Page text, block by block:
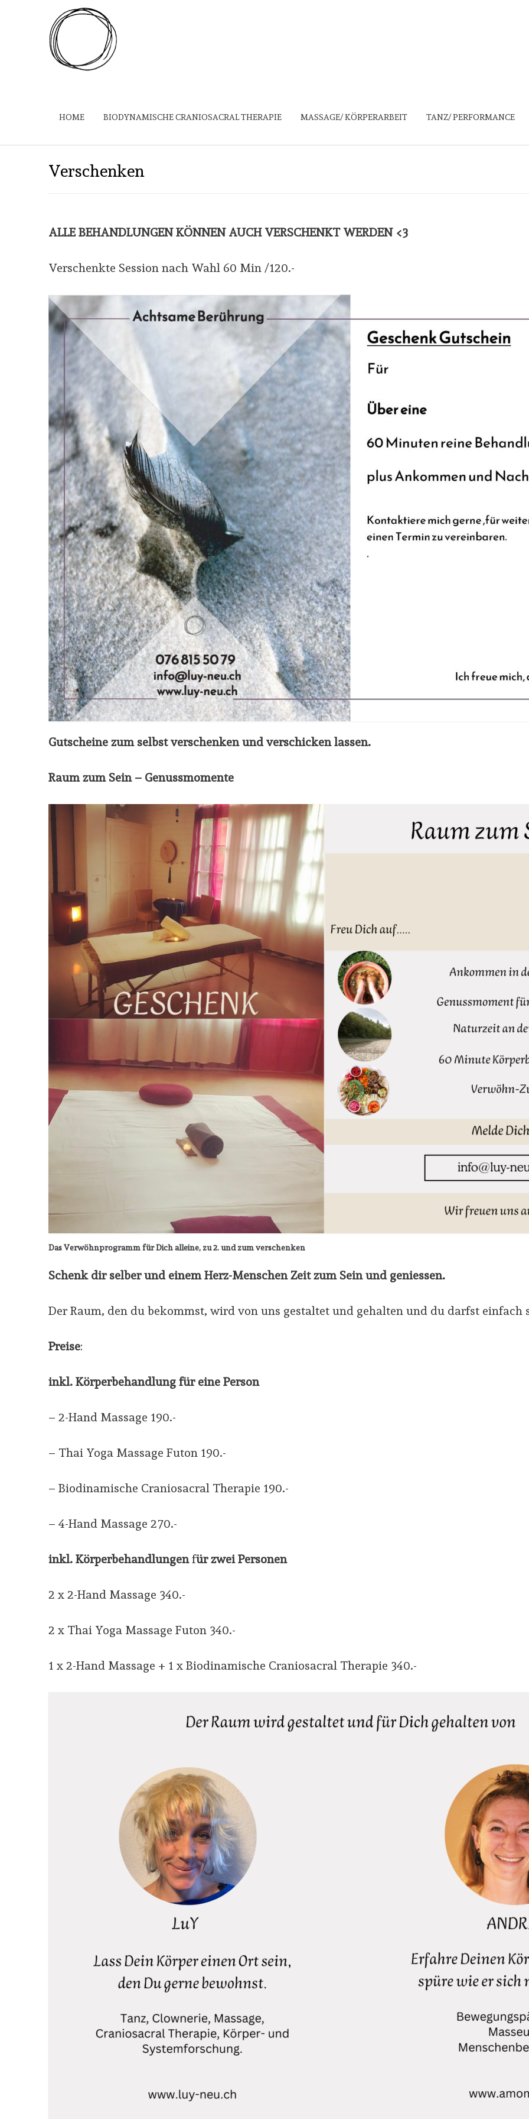
HOME BIODYNAMISCHE CRANIOSACRAL THERAPIE MASSAGE/ KÖRPERARBEIT TANZ/ PERFORMANCE
Verschenken
ALLE BEHANDLUNGEN KÖNNEN AUCH VERSCHENKT WERDEN <3
Verschenkte Session nach Wahl 60 Min /120.-
Gutscheine zum selbst verschenken und verschicken lassen.
Raum zum Sein – Genussmomente
Das Verwöhnprogramm für Dich alleine, zu 2. und zum verschenken
Schenk dir selber und einem Herz-Menschen Zeit zum Sein und geniessen.
Der Raum, den du bekommst, wird von uns gestaltet und gehalten und du darfst einfach
Preise:
inkl. Körperbehandlung für eine Person
– 2-Hand Massage 190.-
– Thai Yoga Massage Futon 190.-
– Biodinamische Craniosacral Therapie 190.-
– 4-Hand Massage 270.-
inkl. Körperbehandlungenfür zwei Personen
2 x 2-Hand Massage 340.-
2 x Thai Yoga Massage Futon 340.-
1 x 2-Hand Massage + 1 x Biodinamische Craniosacral Therapie 340.-